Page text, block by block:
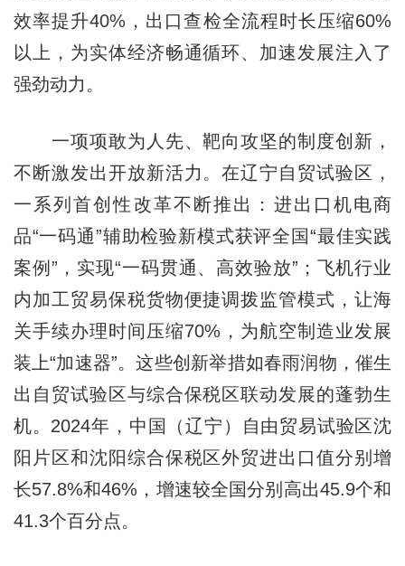
效率提升40%，出口查检全流程时长压缩60%
以上，为实体经济畅通循环、加速发展注入了
强劲动力。
一项项敢为人先、靶向攻坚的制度创新，
不断激发出开放新活力。在辽宁自贸试验区，
一系列首创性改革不断推出：进出口机电商
品“一码通”辅助检验新模式获评全国“最佳实践
案例”，实现“一码贯通、高效验放”；飞机行业
内加工贸易保税货物便捷调拨监管模式，让海
关手续办理时间压缩70%，为航空制造业发展
装上“加速器”。这些创新举措如春雨润物，催生
出自贸试验区与综合保税区联动发展的蓬勃生
机。2024年，中国（辽宁）自由贸易试验区沈
阳片区和沈阳综合保税区外贸进出口值分别增
长57.8%和46%，增速较全国分别高出45.9个和
41.3个百分点。